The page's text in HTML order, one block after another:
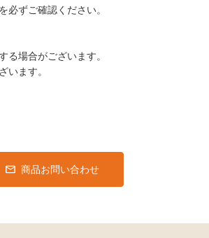
必ずご確認ください。
る場合がございます。
います。
商品お問い合わせ